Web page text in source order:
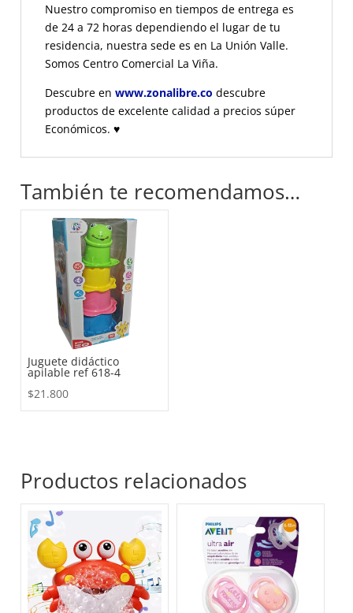
Nuestro compromiso en tiempos de entrega es
de 24 a 72 horas dependiendo el lugar de tu
residencia, nuestra sede es en La Unión Valle.
Somos Centro Comercial La Viña.
Descubre en www.zonalibre.co descubre
productos de excelente calidad a precios súper
Económicos. ♥
También te recomendamos…
Juguete didáctico
apilable ref 618-4
$21.800
Productos relacionados